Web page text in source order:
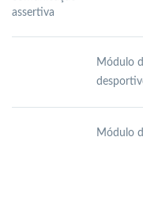
Módulo
Módulo